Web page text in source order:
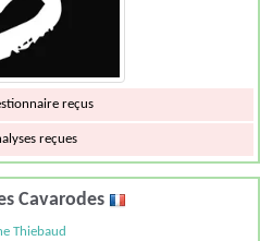
reçus
reçues
Cavarodes
Thiebaud